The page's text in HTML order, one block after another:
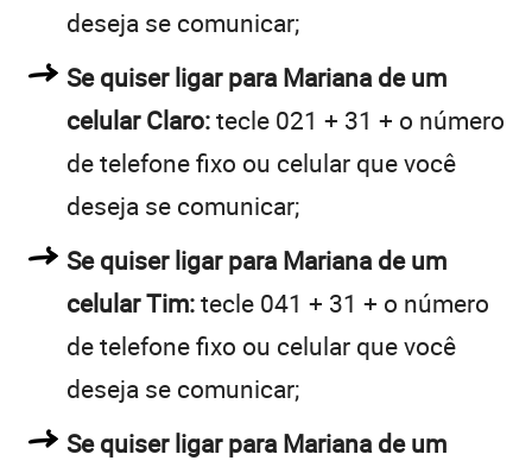
deseja se comunicar;
Se quiser ligar para Mariana de um
celular Claro:tecle 021 + 31 + o número
de telefone fixo ou celular que você
deseja se comunicar;
Se quiser ligar para Mariana de um
celular Tim:tecle 041 + 31 + o número
de telefone fixo ou celular que você
deseja se comunicar;
Se quiser ligar para Mariana de um